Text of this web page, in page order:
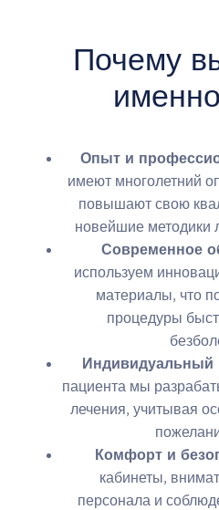
Почему
именно
Опыт и
имеют многолетний
повышают свою
новейшие методики
Современное
используем
материалы, что
процедуры
Индивидуальный
пациента мы
лечения, учитывая
Комфорт и
кабинеты,
персонала и